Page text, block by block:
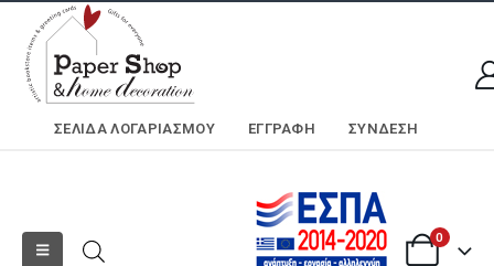
ΣΕΛΊΔΑ ΛΟΓΑΡΙΑΣΜΟΎ ΕΓΓΡΑΦΗ ΣΎΝΔΕΣΗ
0